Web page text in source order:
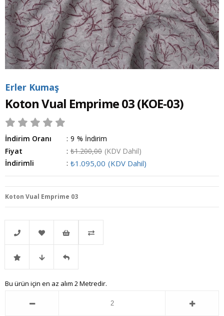
Erler Kumaş
Koton Vual Emprime 03(KOE-03)
İndirim Oranı : %
9
İndirim
Fiyat
: ₺1.200,00 (KDV Dahil)
İndirimli
: ₺1.095,00 (KDV Dahil)
Koton Vual Emprime 03
Telefonla
Sipariş
Favorilere
Ekle
İstek
Listeme
İndirimli Fiyat Gelince
Bu ürün için en az alım 2 Metredir.